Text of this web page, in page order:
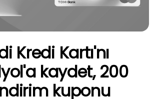
Kredi Kartı'nı
kaydet, 200
kuponu